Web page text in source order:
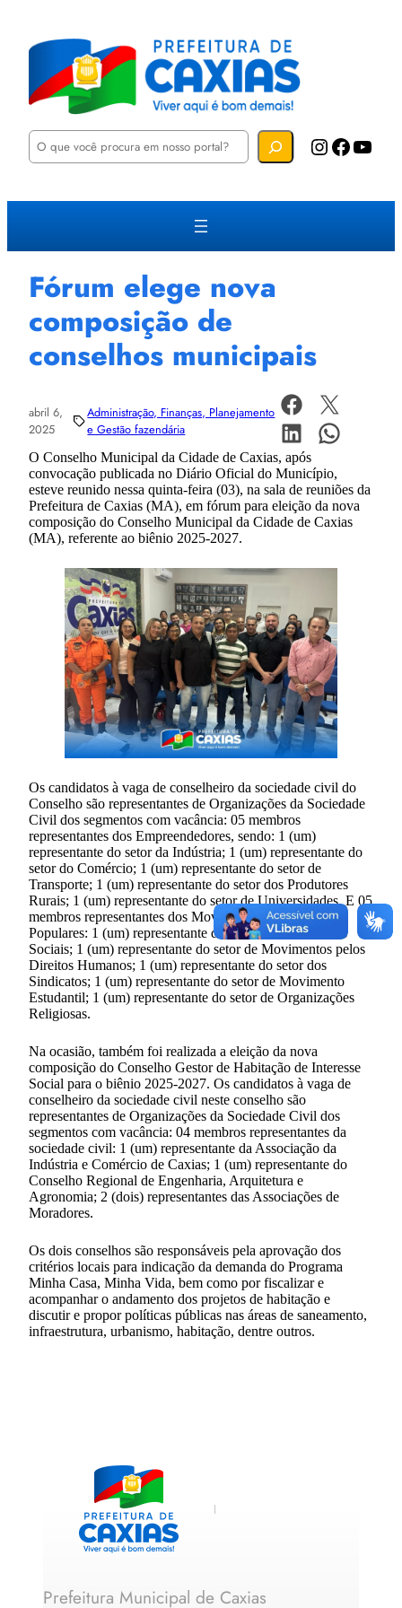
P
u
a
Instagram Facebook YouTube
Fórum elege nova
composição de
conselhos municipais
abril 6,
2025
Administração, Finanças, Planejamento
e Gestão fazendária
O Conselho Municipal da Cidade de Caxias, após
convocação publicada no Diário Oficial do Município,
esteve reunido nessa quinta-feira (03), na sala de reuniões da
Prefeitura de Caxias (MA), em fórum para eleição da nova
composição do Conselho Municipal da Cidade de Caxias
(MA), referente ao biênio 2025-2027.
Os candidatos à vaga de conselheiro da sociedade civil do
Conselho são representantes de Organizações da Sociedade
Civil dos segmentos com vacância: 05 membros
representantes dos Empreendedores, sendo: 1 (um)
representante do setor da Indústria; 1 (um) representante do
setor do Comércio; 1 (um) representante do setor de
Transporte; 1 (um) representante do setor dos Produtores
Rurais; 1 (um) representante do setor de Universidades. E 05
membros representantes dos Movimentos Sociais e
Populares: 1 (um) representante do setor de Movimentos
Sociais; 1 (um) representante do setor de Movimentos pelos
Direitos Humanos; 1 (um) representante do setor dos
Sindicatos; 1 (um) representante do setor de Movimento
Estudantil; 1 (um) representante do setor de Organizações
Religiosas.
Na ocasião, também foi realizada a eleição da nova
composição do Conselho Gestor de Habitação de Interesse
Social para o biênio 2025-2027. Os candidatos à vaga de
conselheiro da sociedade civil neste conselho são
representantes de Organizações da Sociedade Civil dos
segmentos com vacância: 04 membros representantes da
sociedade civil: 1 (um) representante da Associação da
Indústria e Comércio de Caxias; 1 (um) representante do
Conselho Regional de Engenharia, Arquitetura e
Agronomia; 2 (dois) representantes das Associações de
Moradores.
Os dois conselhos são responsáveis pela aprovação dos
critérios locais para indicação da demanda do Programa
Minha Casa, Minha Vida, bem como por fiscalizar e
acompanhar o andamento dos projetos de habitação e
discutir e propor políticas públicas nas áreas de saneamento,
infraestrutura, urbanismo, habitação, dentre outros.
Prefeitura Municipal de Caxias